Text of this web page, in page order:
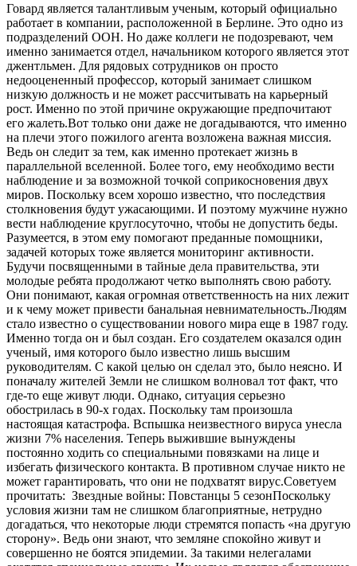
Говард является талантливым ученым, который официально
работает в компании, расположенной в Берлине. Это одно из
подразделений ООН. Но даже коллеги не подозревают, чем
именно занимается отдел, начальником которого является этот
джентльмен. Для рядовых сотрудников он просто
недооцененный профессор, который занимает слишком
низкую должность и не может рассчитывать на карьерный
рост. Именно по этой причине окружающие предпочитают
его жалеть.Вот только они даже не догадываются, что именно
на плечи этого пожилого агента возложена важная миссия.
Ведь он следит за тем, как именно протекает жизнь в
параллельной вселенной. Более того, ему необходимо вести
наблюдение и за возможной точкой соприкосновения двух
миров. Поскольку всем хорошо известно, что последствия
столкновения будут ужасающими. И поэтому мужчине нужно
вести наблюдение круглосуточно, чтобы не допустить беды.
Разумеется, в этом ему помогают преданные помощники,
задачей которых тоже является мониторинг активности.
Будучи посвященными в тайные дела правительства, эти
молодые ребята продолжают четко выполнять свою работу.
Они понимают, какая огромная ответственность на них лежит
и к чему может привести банальная невнимательность.Людям
стало известно о существовании нового мира еще в 1987 году.
Именно тогда он и был создан. Его создателем оказался один
ученый, имя которого было известно лишь высшим
руководителям. С какой целью он сделал это, было неясно. И
поначалу жителей Земли не слишком волновал тот факт, что
где-то еще живут люди. Однако, ситуация серьезно
обострилась в 90-х годах. Поскольку там произошла
настоящая катастрофа. Вспышка неизвестного вируса унесла
жизни 7% населения. Теперь выжившие вынуждены
постоянно ходить со специальными повязками на лице и
избегать физического контакта. В противном случае никто не
может гарантировать, что они не подхватят вирус.Советуем
прочитать: Звездные войны: Повстанцы 5 сезонПоскольку
условия жизни там не слишком благоприятные, нетрудно
догадаться, что некоторые люди стремятся попасть «на другую
сторону». Ведь они знают, что земляне спокойно живут и
совершенно не боятся эпидемии. За такими нелегалами